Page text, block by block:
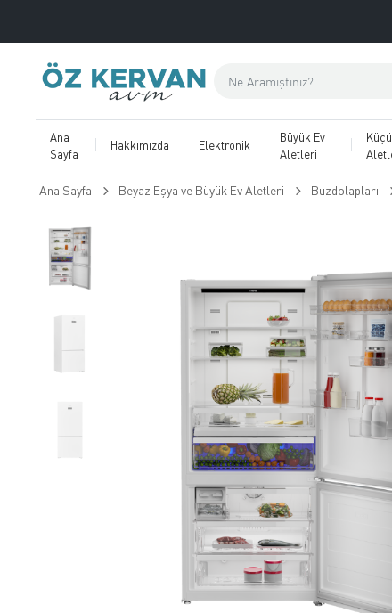
Ana
Sayfa
Hakkımızda Elektronik
Büyük Ev
Aletleri
Ana Sayfa Beyaz Eşya ve Büyük Ev Aletleri Buzdolapları